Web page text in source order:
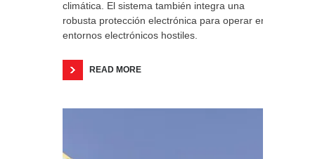
climática. El sistema también integra una
robusta protección electrónica para operar en
entornos electrónicos hostiles.
READ MORE